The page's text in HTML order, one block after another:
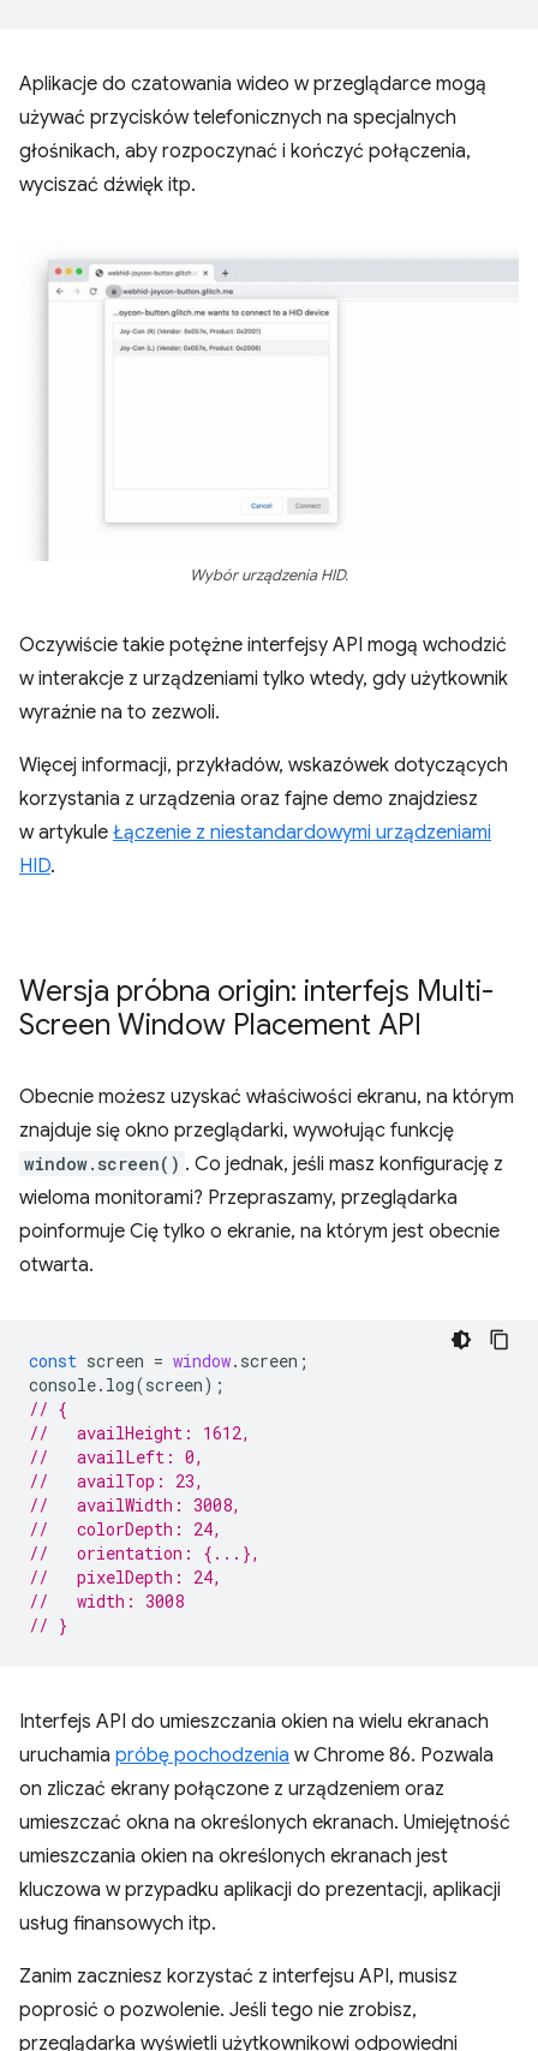
Aplikacje do czatowania wideo w przeglądarce mogą
używać przycisków telefonicznych na specjalnych
głośnikach, aby rozpoczynać i kończyć połączenia,
wyciszać dźwięk itp.
Wybór urządzenia HID.
Oczywiście takie potężne interfejsy API mogą wchodzić
w interakcje z urządzeniami tylko wtedy, gdy użytkownik
wyraźnie na to zezwoli.
Więcej informacji, przykładów, wskazówek dotyczących
korzystania z urządzenia oraz fajne demo znajdziesz
w artykule Łączenie z niestandardowymi urządzeniami
HID.
Wersja próbna origin: interfejs Multi-
Screen Window Placement API
Obecnie możesz uzyskać właściwości ekranu, na którym
znajduje się okno przeglądarki, wywołując funkcję
window.screen() . Co jednak, jeśli masz konfigurację z
wieloma monitorami? Przepraszamy, przeglądarka
poinformuje Cię tylko o ekranie, na którym jest obecnie
otwarta.
const screen = window. screen ;
console. log(screen);
// {
//   availHeight: 1612,
//   availLeft: 0,
//   availTop: 23,
//   availWidth: 3008,
//   colorDepth: 24,
//   orientation: {...},
//   pixelDepth: 24,
//   width: 3008
// }
Interfejs API do umieszczania okien na wielu ekranach
uruchamia próbę pochodzenia w Chrome 86. Pozwala
on zliczać ekrany połączone z urządzeniem oraz
umieszczać okna na określonych ekranach. Umiejętność
umieszczania okien na określonych ekranach jest
kluczowa w przypadku aplikacji do prezentacji, aplikacji
usług finansowych itp.
Zanim zaczniesz korzystać z interfejsu API, musisz
poprosić o pozwolenie. Jeśli tego nie zrobisz,
przeglądarka wyświetli użytkownikowi odpowiedni